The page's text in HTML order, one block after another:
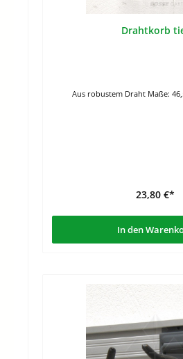
Drahtkorb
Aus robustem Draht Maße:
23,80 €*
In den